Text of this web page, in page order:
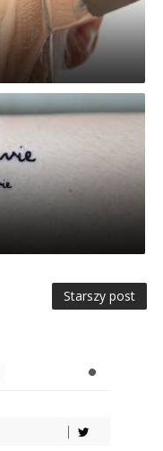
Starszy post